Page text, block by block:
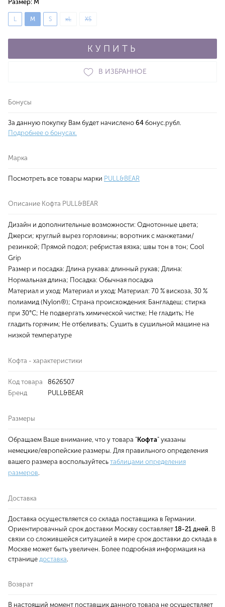
Размер: M
L M S xL XS
КУПИТЬ
В ИЗБРАННОЕ
Бонусы
За данную покупку Вам будет начислено 64 бонус.рубл.
Подробнее о бонусах.
Марка
Посмотреть все товары марки PULL&BEAR
Описание Кофта PULL&BEAR
Дизайн и дополнительные возможности: Однотонные цвета;
Джерси; круглый вырез горловины; воротник с манжетами/
резинкой; Прямой подол; ребристая вязка; швы тон в тон; Cool
Grip
Размер и посадка: Длина рукава: длинный рукав; Длина:
Нормальная длина; Посадка: Обычная посадка
Материал и уход: Материал и уход: Материал: 70 % вискоза, 30 %
полиамид (Nylon®); Страна происхождения: Бангладеш; стирка
при 30°С; Не подвергать химической чистке; Не гладить; Не
гладить горячим; Не отбеливать; Сушить в сушильной машине на
низкой температуре
Кофта - характеристики
Код товара
8626507
Бренд
PULL&BEAR
Размеры
Обращаем Ваше внимание, что у товара "Кофта" указаны
немецкие/европейские размеры. Для правильного определения
вашего размера воспользуйтесь таблицами определения
размеров.
Доставка
Доставка осуществляется со склада поставщика в Германии.
Ориентировачный срок доставки Москву составляет 18-21 дней. В
связи со сложившейся ситуацией в мире срок доставки до склада в
Москве может быть увеличен. Более подробная информация на
странице доставка.
Возврат
В настоящий момент поставщик данного товара не осуществляет